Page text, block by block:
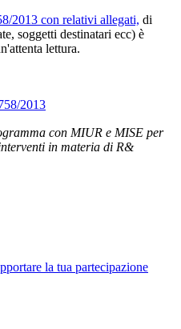
2013 con relativi allegati, di
soggetti destinatari ecc) è
lettura.
2013
con MIUR e MISE per
in materia di R&